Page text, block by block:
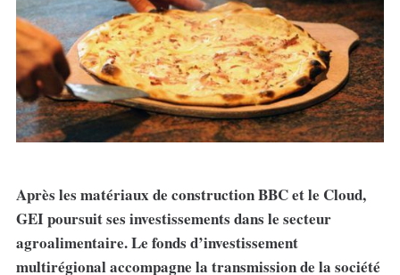
Après les matériaux de construction BBC et le Cloud,
GEI poursuit ses investissements dans le secteur
agroalimentaire. Le fonds d’investissement
multirégional accompagne la transmission de la société